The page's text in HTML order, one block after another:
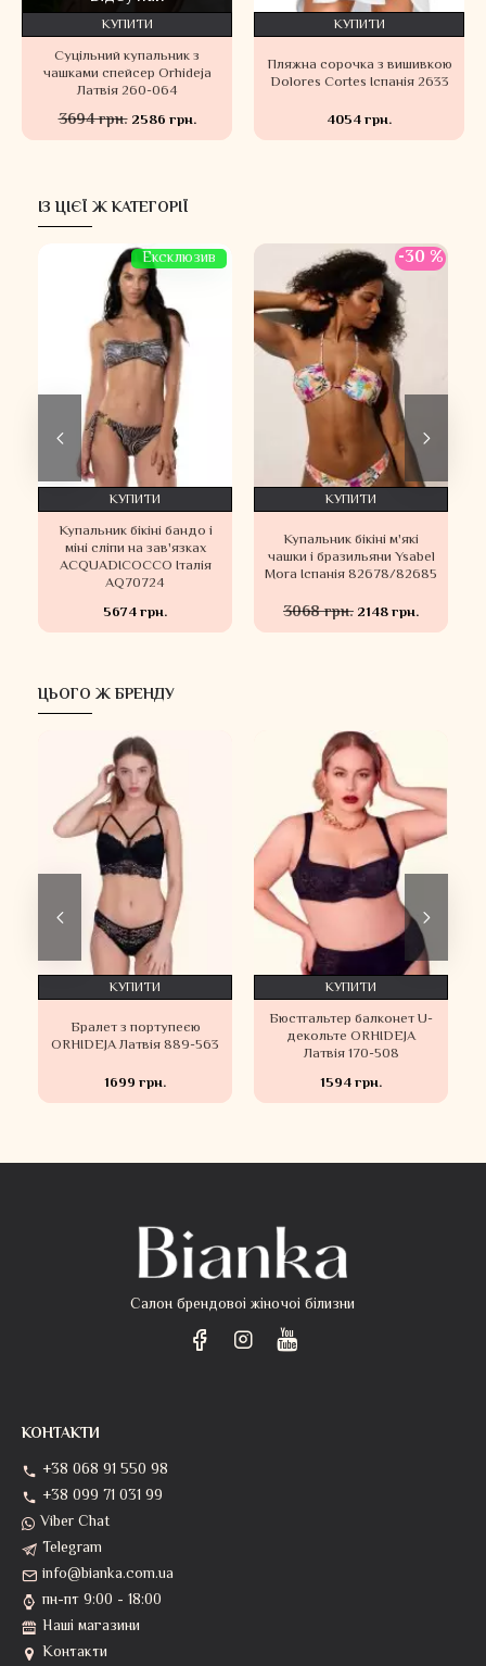
Суцільний купальник з
чашками спейсер Orhideja
Латвія 260-064
3694 грн. 2586 грн.
КУПИТИ
Пляжна сорочка з вишивкою
Dolores Cortes Іспанія 2633
4054 грн.
КУПИТИ
ІЗ ЦІЄЇ Ж КАТЕГОРІЇ
Ексклюзив
Купальник бікіні бандо і
міні сліпи на зав'язках
ACQUADICOCCO Італія
AQ70724
5674 грн.
КУПИТИ
-30 %
Купальник бікіні м'які
чашки і бразильяни Ysabel
Mora Іспанія 82678/82685
3068 грн. 2148 грн.
КУПИТИ
ЦЬОГО Ж БРЕНДУ
Бралет з портупеєю
ORHIDEJA Латвія 889-563
1699 грн.
КУПИТИ
Бюстгальтер балконет U-
декольте ORHIDEJA
Латвія 170-508
1594 грн.
КУПИТИ
Салон брендовоі жіночоі білизни
КОНТАКТИ
+38 068 91 550 98
+38 099 71 031 99
Viber Chat
Telegram
info@bianka.com.ua
пн-пт 9:00 - 18:00
Наші магазини
Контакти